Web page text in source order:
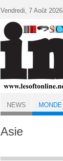
ACCUEIL MONDE
Asie
Vendredi, 7 Août 2026
NEWS MONDE